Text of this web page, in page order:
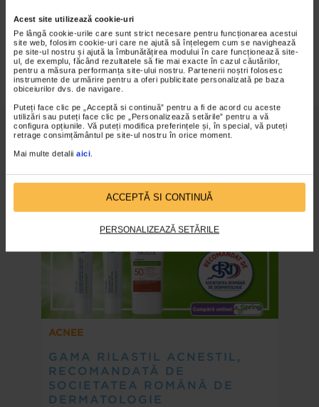
Acest site utilizează cookie-uri
Pe lângă cookie-urile care sunt strict necesare pentru funcționarea acestui
site web, folosim cookie-uri care ne ajută să înțelegem cum se navighează
pe site-ul nostru și ajută la îmbunătățirea modului în care funcționează site-
ul, de exemplu, făcând rezultatele să fie mai exacte în cazul căutărilor,
pentru a măsura performanța site-ului nostru. Partenerii noștri folosesc
instrumente de urmărire pentru a oferi publicitate personalizată pe baza
obiceiurilor dvs. de navigare.
Puteți face clic pe „Acceptă si continuă” pentru a fi de acord cu aceste
utilizări sau puteți face clic pe „Personalizează setările” pentru a vă
configura opțiunile. Vă puteți modifica preferințele și, în special, vă puteți
retrage consimțământul pe site-ul nostru în orice moment.
Mai multe detalii aici.
ACCEPTĂ SI CONTINUĂ
PERSONALIZEAZĂ SETĂRILE
RITUAL DE INFRUMUSETARE
ACNEE
GAMA RILASTIL ACNESTIL,
RECOMANDATĂ DE
SOCIETATEA ROMÂNĂ DE
DERMATOLOGIE